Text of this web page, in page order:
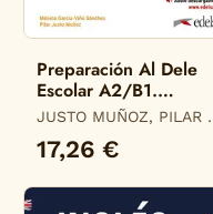
Preparación Al Dele
Escolar A2/B1.
Edición Actualizada
JUSTO MUÑOZ, PILAR /
GARCÍA-VIÑÓ SÁNCHEZ,
MÓNICA MARÍA
17,26 €